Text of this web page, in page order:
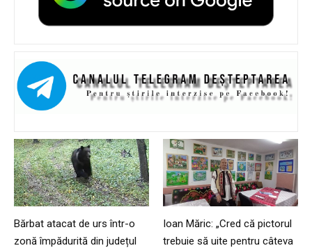
Bărbat atacat de urs într-o
zonă împădurită din județul
Ioan Măric: „Cred că pictorul
trebuie să uite pentru câteva